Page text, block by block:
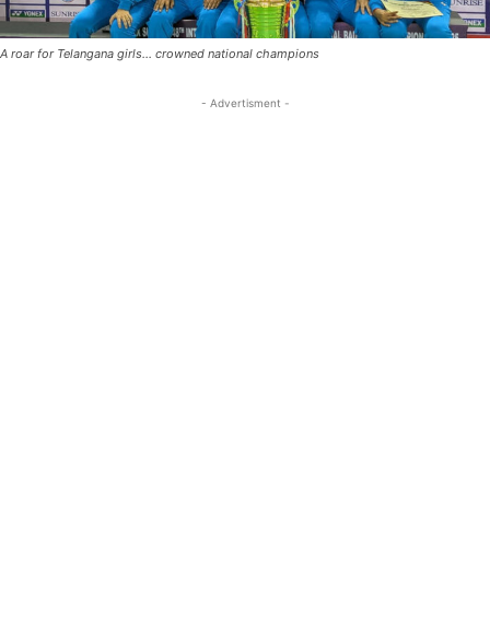
A roar for Telangana girls… crowned national champions
- Advertisment -